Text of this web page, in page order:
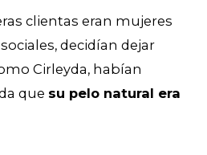
clientas eran mujeres
decidían dejar
Cirleyda, habían
que su pelo natural era